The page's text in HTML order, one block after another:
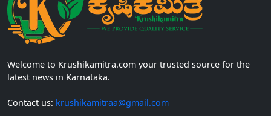
Welcome to Krushikamitra.com your trusted source for the
latest news in Karnataka.
Contact us: krushikamitraa@gmail.com